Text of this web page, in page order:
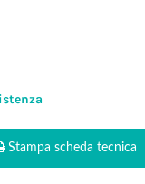
Stampa scheda tecnica